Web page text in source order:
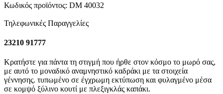
Κωδικός προϊόντος: DM 40032
Τηλεφωνικές Παραγγελίες
23210 91777
Κρατήστε για πάντα τη στιγμή που ήρθε στον κόσμο το μωρό σας,
με αυτό το μοναδικό αναμνηστικό καδράκι με τα στοιχεία
γέννησης. τυπωμένο σε έγχρωμη εκτύπωση και φυλαγμένο μέσα
σε κομψό ξύλινο κουτί με πλεξιγκλάς καπάκι.